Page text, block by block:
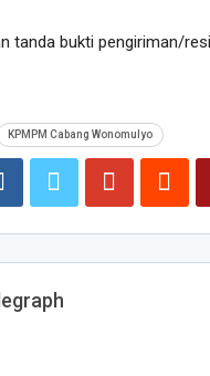
tanda bukti pengiriman/
KPMPM Cabang Wonomulyo